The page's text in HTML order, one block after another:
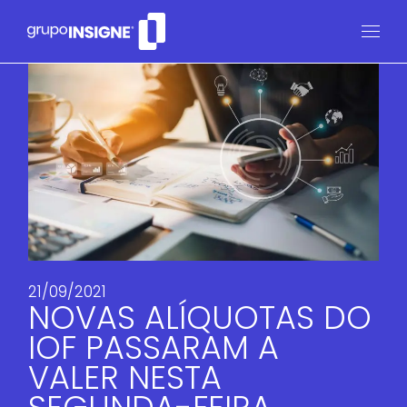
21/09/2021
NOVAS ALÍQUOTAS DO
IOF PASSARAM A
VALER NESTA